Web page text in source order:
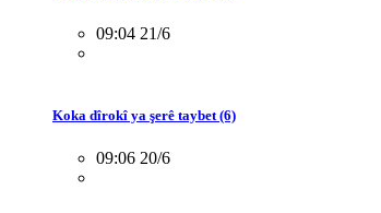
09:04 21/6
Koka dîrokî ya şerê taybet (6)
09:06 20/6